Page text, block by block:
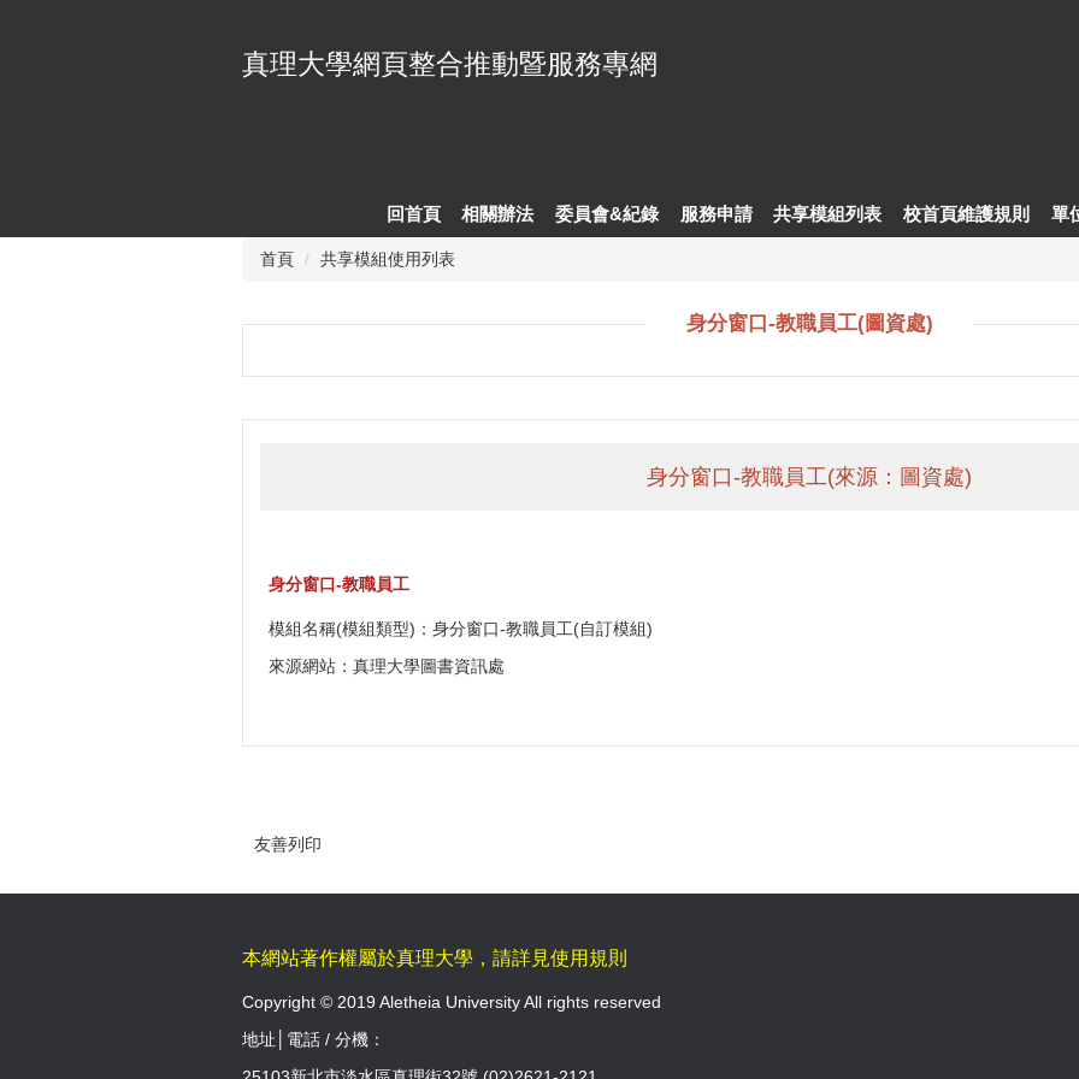
真理大學網頁整合推動暨服務專網
回首頁 相關辦法 委員會&紀錄 服務申請 共享模組列表 校首頁維護規則 單
首頁 共享模組使用列表
身分窗口-教職員工(圖資處)
身分窗口-教職員工(來源：圖資處)
身分窗口-教職員工
模組名稱(模組類型)：身分窗口-教職員工(自訂模組)
來源網站：真理大學圖書資訊處
友善列印
本網站著作權屬於真理大學，請詳見使用規則
Copyright © 2019 Aletheia University All rights reserved
地址│電話 / 分機：